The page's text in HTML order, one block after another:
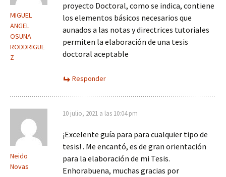
MIGUEL
ANGEL
OSUNA
RODDRIGUE
Z
proyecto Doctoral, como se indica, contiene
los elementos básicos necesarios que
aunados a las notas y directrices tutoriales
permiten la elaboración de una tesis
doctoral aceptable
Responder
Neido
Novas
10 julio, 2021 a las 10:04 pm
¡Excelente guía para para cualquier tipo de
tesis! . Me encantó, es de gran orientación
para la elaboración de mi Tesis.
Enhorabuena, muchas gracias por